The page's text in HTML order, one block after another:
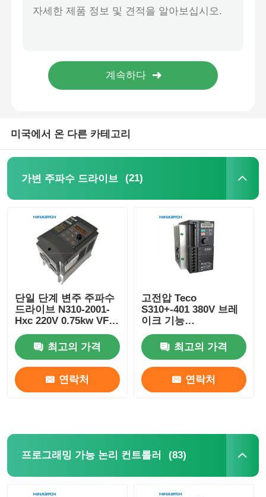
로봇 관절 모터
AC 서보 모터
미국에서 온 다른 카테고리
가변 주파수 드라이브 (21)
단일 단계 변주 주파수
드라이브 N310-2001-
Hxc 220V 0.75kw VFD
드라이브 테코
최고의 가격
연락처
고전압 Teco
S310+-401 380V 브레
이크 기능
/402/403/405-H3bcdc
최고의 가격
연락처
프로그래밍 가능 논리 컨트롤러 (83)